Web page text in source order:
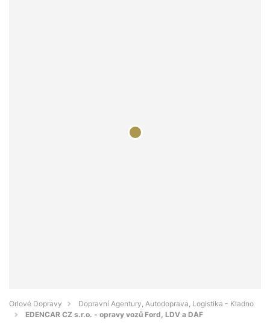
Orlové Dopravy
Dopravní Agentury, Autodoprava, Logistika - Kladno
EDENCAR CZ s.r.o. - opravy vozů Ford, LDV a DAF